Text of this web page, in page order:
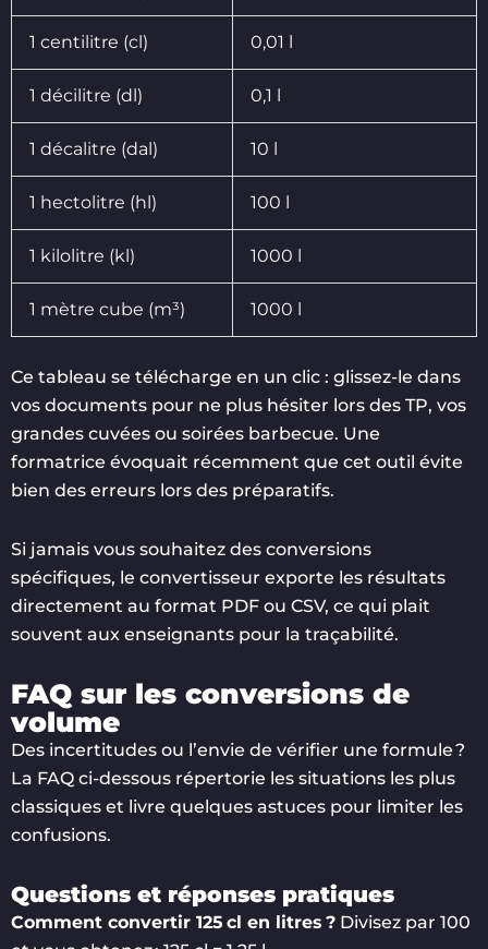
1 centilitre (cl) 0,01 l
1 décilitre (dl) 0,1 l
1 décalitre (dal) 10 l
1 hectolitre (hl) 100 l
1 kilolitre (kl) 1000 l
1 mètre cube (m³) 1000 l
Ce tableau se télécharge en un clic : glissez-le dans
vos documents pour ne plus hésiter lors des TP, vos
grandes cuvées ou soirées barbecue. Une
formatrice évoquait récemment que cet outil évite
bien des erreurs lors des préparatifs.
Si jamais vous souhaitez des conversions
spécifiques, le convertisseur exporte les résultats
directement au format PDF ou CSV, ce qui plait
souvent aux enseignants pour la traçabilité.
FAQ sur les conversions de
volume
Des incertitudes ou l’envie de vérifier une formule ?
La FAQ ci-dessous répertorie les situations les plus
classiques et livre quelques astuces pour limiter les
confusions.
Questions et réponses pratiques
Comment convertir 125 cl en litres ? Divisez par 100